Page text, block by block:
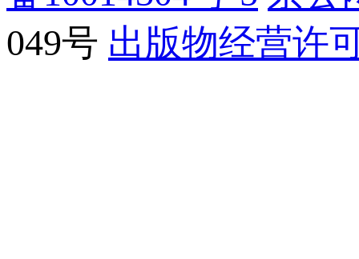
049号 出版物经营许